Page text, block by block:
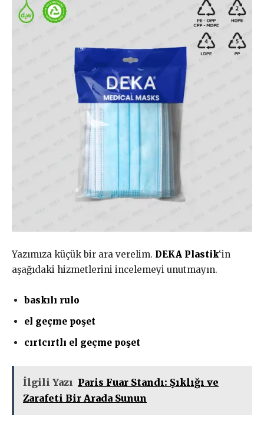
Yazımıza küçük bir ara verelim. DEKA Plastik‘in
aşağıdaki hizmetlerini incelemeyi unutmayın.
baskılı rulo
el geçme poşet
cırtcırtlı el geçme poşet
İlgili Yazı Paris Fuar Standı: Şıklığı ve
Zarafeti Bir Arada Sunun